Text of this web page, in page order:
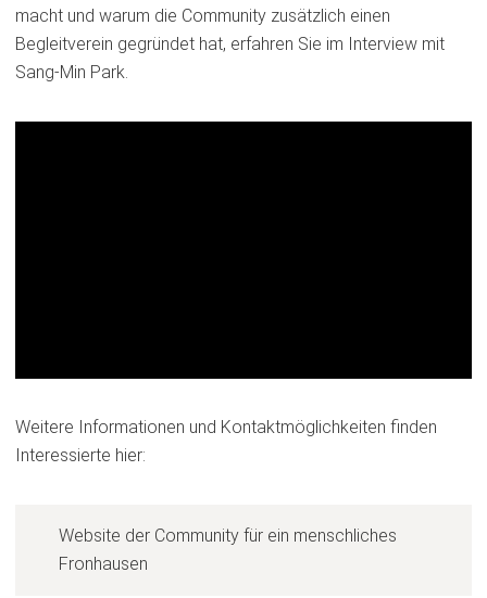
macht und warum die Community zusätzlich einen
Begleitverein gegründet hat, erfahren Sie im Interview mit
Sang-Min Park.
Weitere Informationen und Kontaktmöglichkeiten finden
Interessierte hier:
Website der Community für ein menschliches
Fronhausen